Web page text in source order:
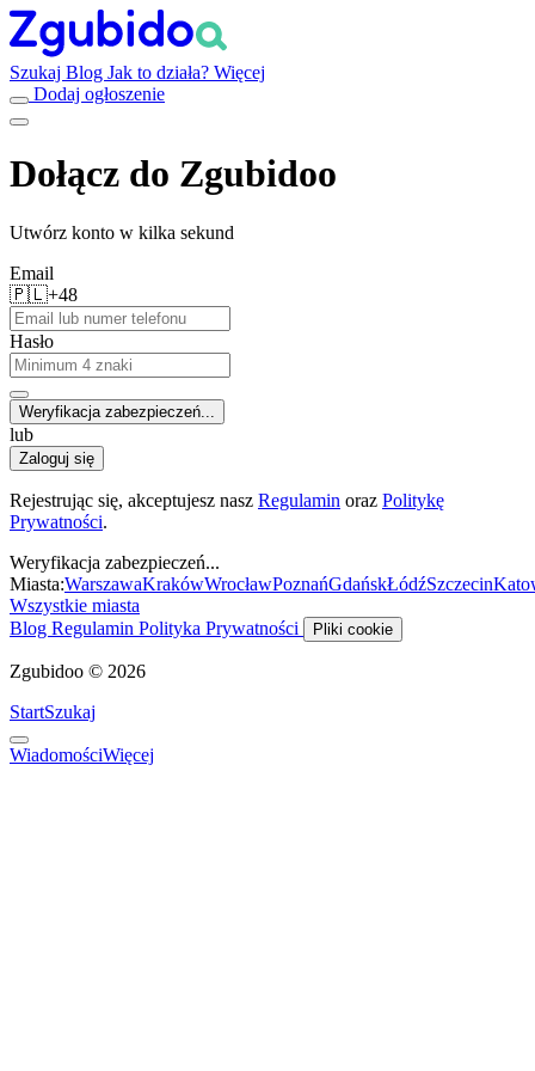
Szukaj Blog Jak to działa? Więcej
Dodaj ogłoszenie
Dołącz do Zgubidoo
Utwórz konto w kilka sekund
Email
🇵🇱+48
Hasło
Weryfikacja zabezpieczeń...
lub
Zaloguj się
Rejestrując się, akceptujesz nasz Regulamin oraz Politykę
Prywatności.
Weryfikacja zabezpieczeń...
Miasta:WarszawaKrakówWrocławPoznańGdańskŁódźSzczecin
Wszystkie miasta
Blog Regulamin Polityka Prywatności Pliki cookie
Zgubidoo © 2026
StartSzukaj
WiadomościWięcej